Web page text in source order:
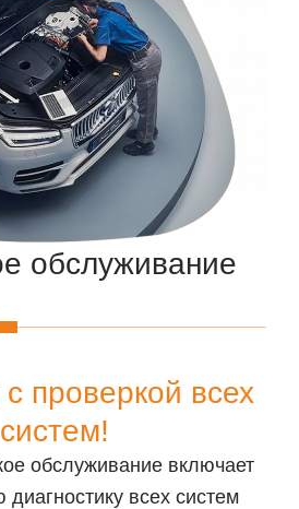
обслуживание
проверкой всех
систем!
обслуживание включает
всех систем